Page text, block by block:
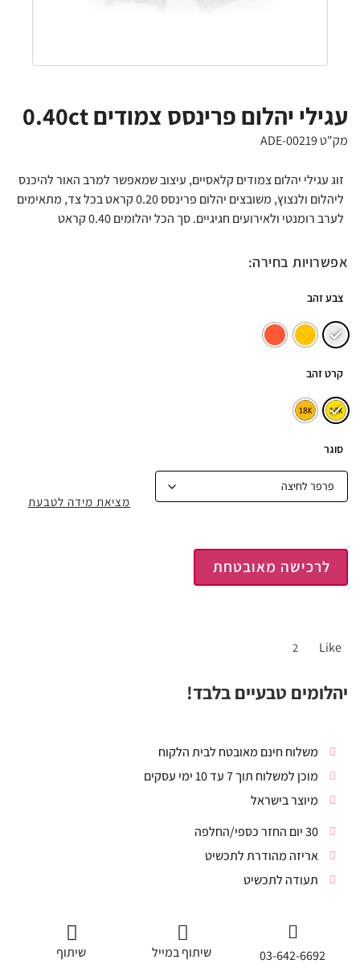
עגילי יהלום פרינסס צמודים 0.40ct
מק"ט ADE-00219
זוג עגילי יהלום צמודים קלאסיים, עיצוב שמאפשר למרב האור להיכנס
ליהלום ולנצוץ, משובצים יהלום פרינסס 0.20 קראט בכל צד, מתאימים
לערב רומנטי ולאירועים חגיגיים. סך הכל יהלומים 0.40 קראט
אפשרויות בחירה:
צבע זהב
קרט זהב
סוגר
לרכישה מאובטחת
Like
2
מציאת מידה לטבעת
יהלומים טבעיים בלבד!
משלוח חינם מאובטח לבית הלקוח
מוכן למשלוח תוך 7 עד 10 ימי עסקים
מיוצר בישראל
30 יום החזר כספי/החלפה
אריזה מהודרת לתכשיט
תעודה לתכשיט
03-642-6692 שיתוף במייל שיתוף